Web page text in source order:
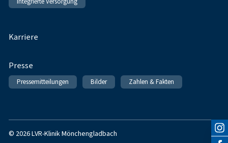
Karriere
Presse
Pressemitteilungen Bilder Zahlen & Fakten
© 2026 LVR-Klinik Mönchengladbach